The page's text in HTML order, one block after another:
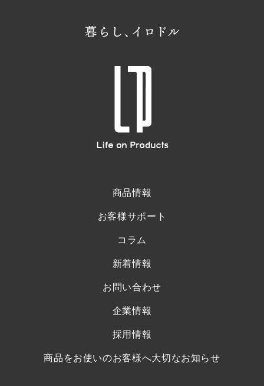
商品情報
お客様サポート
コラム
新着情報
お問い合わせ
企業情報
採用情報
商品をお使いのお客様へ大切なお知らせ